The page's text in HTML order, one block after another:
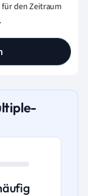
den Zeitraum